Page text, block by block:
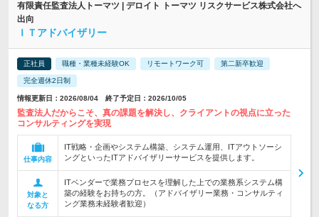
有限責任監査法人トーマツ | デロイト トーマツ リスクサービス株式会社へ
出向
ＩＴアドバイザリー
正社員 職種・業種未経験OK リモートワーク可 第二新卒歓迎
完全週休2日制
情報更新日：2026/08/04 終了予定日：2026/10/05
監査法人だからこそ、真の課題を解決し、クライアントの視点に立った
コンサルティングを実現
仕事内容
IT戦略・企画やシステム構築、システム運用、ITアウトソーシ
ングといったITアドバイザリーサービスを提供します。
対象と
なる方
ITベンダーで業務プロセスを理解した上での業務系システム構
築の経験をお持ちの方。（アドバイザリー業務・コンサルティ
ング業務未経験者歓迎）